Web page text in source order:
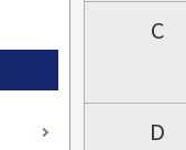
C
D